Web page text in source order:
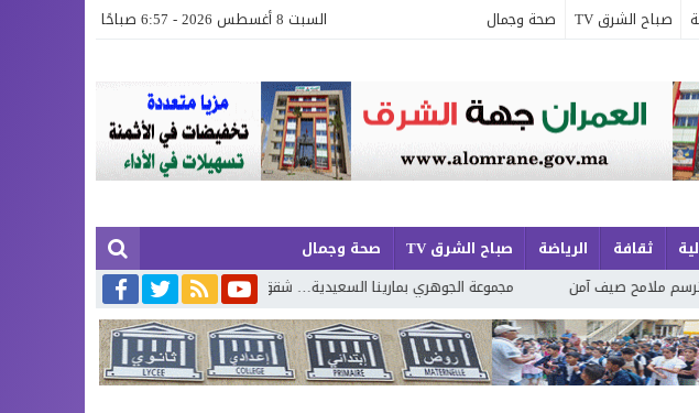
صباح الشرق TV صحة وجمال السبت 8 أغسطس 2026 - 6:57 صباحًا
ثقافة الرياضة صباح الشرق TV
صحة وجمال
آمن مجموعة الجوهري بمارينا السعيدية… شقق عصرية وفيلات فاخرة بإطلالة تجمع البحر وروعة الطبيعة